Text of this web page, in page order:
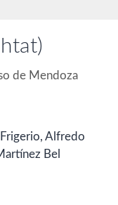
de Mendoza
Alfredo
Bel